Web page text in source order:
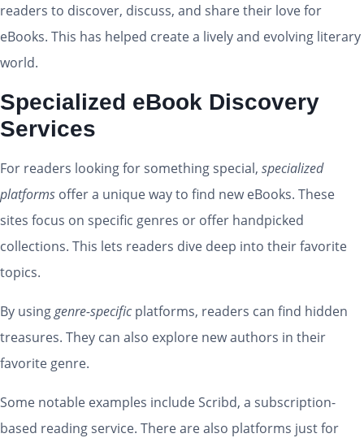
readers to discover, discuss, and share their love for
eBooks. This has helped create a lively and evolving literary
world.
Specialized eBook Discovery
Services
For readers looking for something special, specialized
platforms offer a unique way to find new eBooks. These
sites focus on specific genres or offer handpicked
collections. This lets readers dive deep into their favorite
topics.
By usinggenre-specificplatforms, readers can find hidden
treasures. They can also explore new authors in their
favorite genre.
Some notable examples include Scribd, a subscription-
based reading service. There are also platforms just for